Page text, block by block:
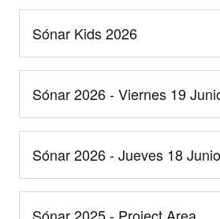
Sónar Kids 2026
Sónar 2026 - Viernes 19
Sónar 2026 - Jueves 18 Junio